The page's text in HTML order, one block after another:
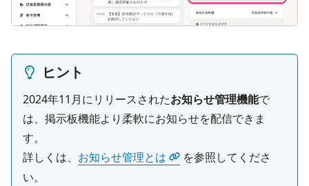
ヒント
2024年11月にリリースされたお知らせ管理機能で
は、掲示板機能より柔軟にお知らせを配信できま
す。
詳しくは、 お知らせ管理とは
を参照してくださ
い。